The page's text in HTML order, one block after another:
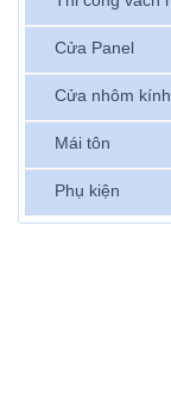
Cửa Panel
Cửa nhôm kính
Mái tôn
Phụ kiện